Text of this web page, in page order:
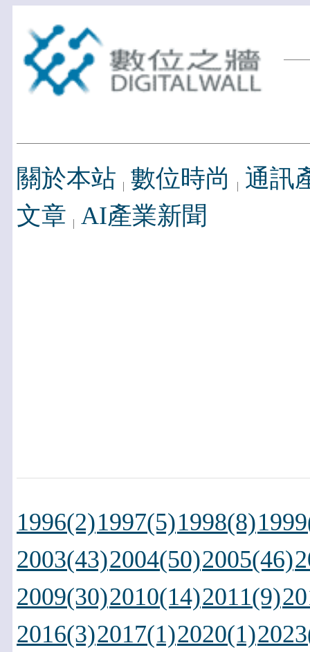
關於本站 數位時尚
通訊
文章 AI產業新聞
1996(2)1997(5)1998(8)
2003(43)2004(50)2005(46)
2009(30)2010(14)2011(9)
2016(3)2017(1)2020(1)